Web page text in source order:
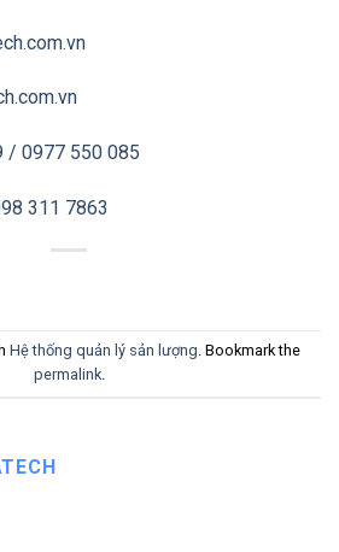
/ 0977 550 085
311 7863
Hệ thống quản lý sản lượng. Bookmark the
permalink.